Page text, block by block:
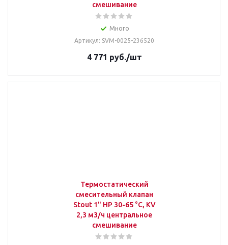
смешивание
Много
Артикул: SVM-0025-236520
4 771 руб./шт
Термостатический
смесительный клапан
Stout 1" НР 30-65 °С, KV
2,3 м3/ч центральное
смешивание